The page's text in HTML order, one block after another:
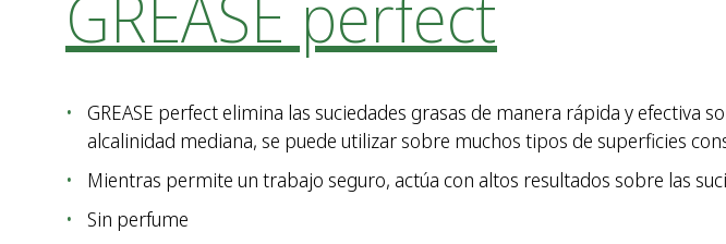
GREASE perfect elimina las suciedades grasas de manera rápida y efectiva
alcalinidad mediana, se puede utilizar sobre muchos tipos de superficies
Mientras permite un trabajo seguro, actúa con altos resultados sobre las
Sin perfume